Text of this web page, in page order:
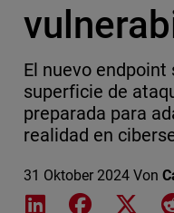
El nuevo
superficie de
preparada para
realidad en
31 Oktober 2024 Von
Share on LinkedIn
Share on